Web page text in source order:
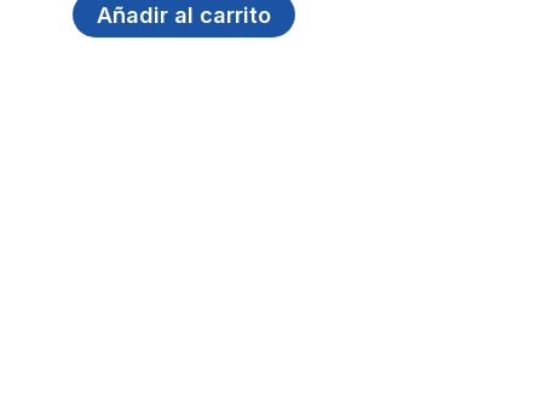
Añadir al carrito